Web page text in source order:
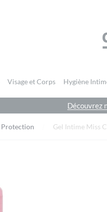
Visage et Corps Hygiène
Découvrez
Protection Gel Intime Miss